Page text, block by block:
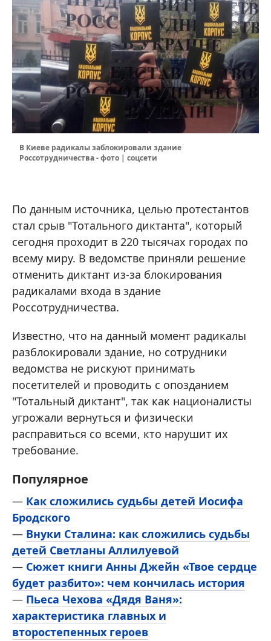
В Киеве радикалы заблокировали здание
Россотрудничества - фото | соцсети
По данным источника, целью протестантов
стал срыв "Тотального диктанта", который
сегодня проходит в 220 тысячах городах по
всему миру. В ведомстве приняли решение
отменить диктант из-за блокирования
радикалами входа в здание
Россотрудничества.
Известно, что на данный момент радикалы
разблокировали здание, но сотрудники
ведомства не рискуют принимать
посетителей и проводить с опозданием
"Тотальный диктант", так как националисты
угрожали вернуться и физически
расправиться со всеми, кто нарушит их
требование.
Популярное
— Как сложились судьбы детей Иосифа
Бродского
— Внуки Сталина: как сложились судьбы
детей Светланы Аллилуевой
— Сюжет книги Анны Джейн «Твое сердце
будет разбито»: чем кончилась история
— Пьеса Чехова «Дядя Ваня»:
характеристика главных и
второстепенных героев